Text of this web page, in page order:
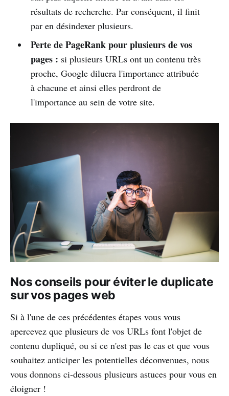
résultats de recherche. Par conséquent, il finit
par en désindexer plusieurs.
Perte de PageRank pour plusieurs de vos
pages : si plusieurs URLs ont un contenu très
proche, Google diluera l'importance attribuée
à chacune et ainsi elles perdront de
l'importance au sein de votre site.
Nos conseils pour éviter le duplicate
sur vos pages web
Si à l'une de ces précédentes étapes vous vous
apercevez que plusieurs de vos URLs font l'objet de
contenu dupliqué, ou si ce n'est pas le cas et que vous
souhaitez anticiper les potentielles déconvenues, nous
vous donnons ci-dessous plusieurs astuces pour vous en
éloigner !